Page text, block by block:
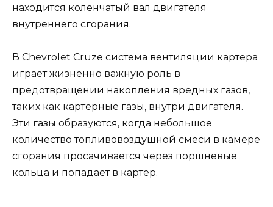
находится коленчатый вал двигателя
внутреннего сгорания.
В Chevrolet Cruze система вентиляции картера
играет жизненно важную роль в
предотвращении накопления вредных газов,
таких как картерные газы, внутри двигателя.
Эти газы образуются, когда небольшое
количество топливовоздушной смеси в камере
сгорания просачивается через поршневые
кольца и попадает в картер.